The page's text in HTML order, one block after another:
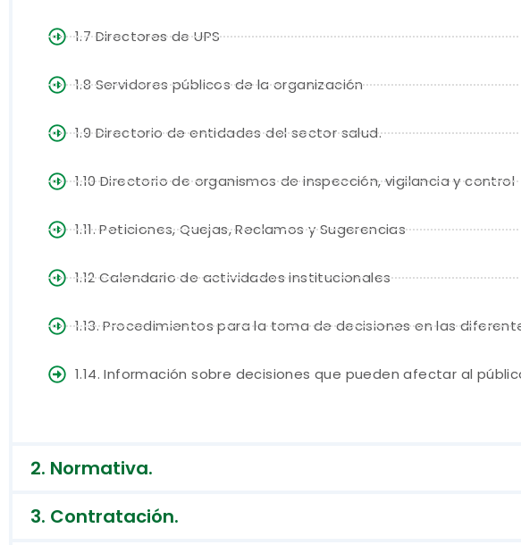
1.7 Directores de UPS
1.8 Servidores públicos de la organización
1.9 Directorio de entidades del sector salud.
1.10 Directorio de organismos de inspección, vigilancia y control
1.11. Peticiones, Quejas, Reclamos y Sugerencias
1.12 Calendario de actividades institucionales
1.13. Procedimientos para la toma de decisiones en las
1.14. Información sobre decisiones que pueden afectar al
2. Normativa.
3. Contratación.